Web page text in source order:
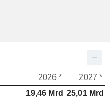
2026 *
2027 *
19,46 Mrd 25,01 Mrd